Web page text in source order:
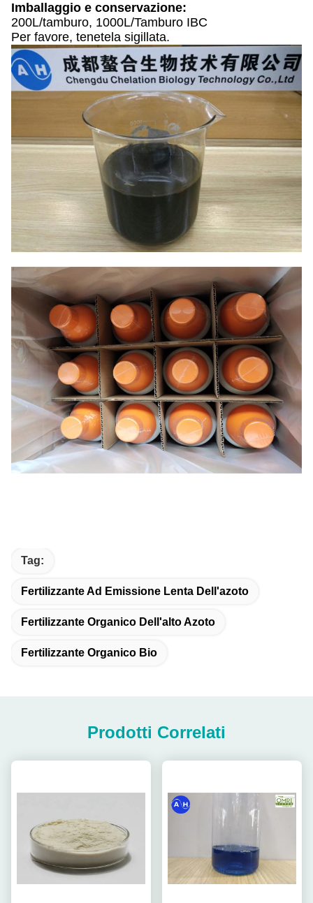
Imballaggio e conservazione:
200L/tamburo, 1000L/Tamburo IBC
Per favore, tenetela sigillata.
Tag:
Fertilizzante Ad Emissione Lenta Dell'azoto
Fertilizzante Organico Dell'alto Azoto
Fertilizzante Organico Bio
Prodotti Correlati